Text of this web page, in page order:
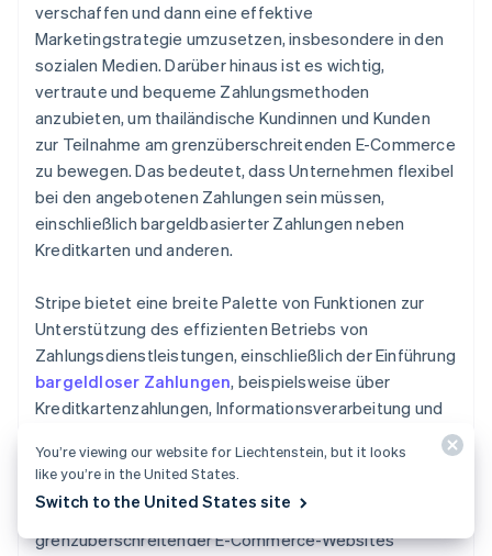
verschaffen und dann eine effektive
Marketingstrategie umzusetzen, insbesondere in den
sozialen Medien. Darüber hinaus ist es wichtig,
vertraute und bequeme Zahlungsmethoden
anzubieten, um thailändische Kundinnen und Kunden
zur Teilnahme am grenzüberschreitenden E-Commerce
zu bewegen. Das bedeutet, dass Unternehmen flexibel
bei den angebotenen Zahlungen sein müssen,
einschließlich bargeldbasierter Zahlungen neben
Kreditkarten und anderen.
Stripe bietet eine breite Palette von Funktionen zur
Unterstützung des effizienten Betriebs von
Zahlungsdienstleistungen, einschließlich der Einführung
bargeldloser Zahlungen, beispielsweise über
Kreditkartenzahlungen, Informationsverarbeitung und
beispielsweise mehr als 30 Sprachen und über
135 Währungen und kann zur Optimierung und
Vereinfachung der Zahlungsseiten
grenzüberschreitender E-Commerce-Websites
You’re viewing our website for Liechtenstein, but it looks
like you’re in the United States.
Switch to the United States site